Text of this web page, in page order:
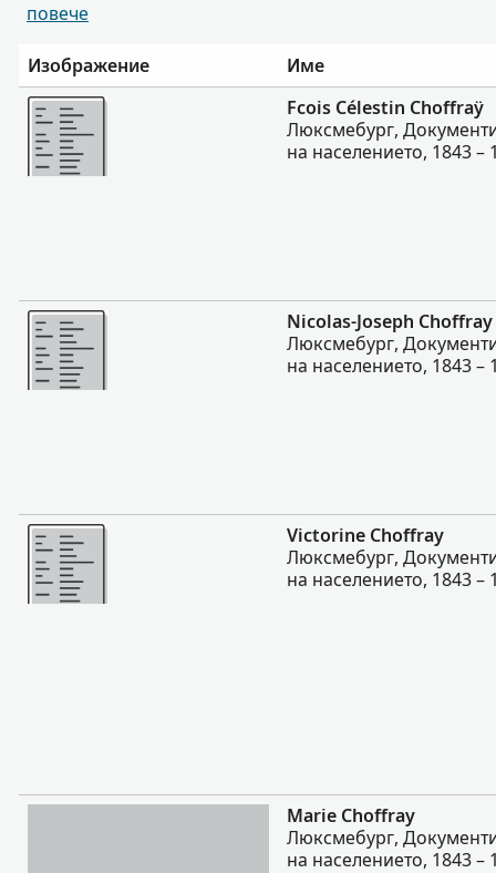
повече
Изображение
Име
Повече
Fcois Célestin Choffraÿ
Люксмебург,
на населението, 1843 –
Повече
Nicolas-Joseph Choffray
Люксмебург,
на населението, 1843 –
Повече
Victorine Choffray
Люксмебург,
на населението, 1843 –
Повече
Marie Choffray
Люксмебург,
на населението, 1843 –